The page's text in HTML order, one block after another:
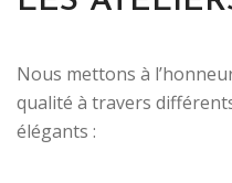
Nous mettons à
qualité à travers
élégants :